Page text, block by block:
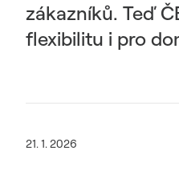
zákazníků. Teď
flexibilitu i pro
21. 1. 2026